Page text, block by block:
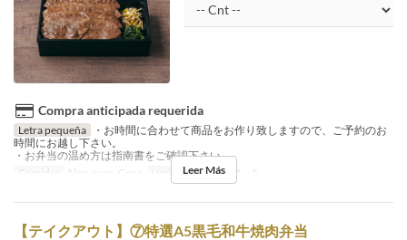
Compra anticipada requerida
Letra pequeña
・お時間に合わせて商品をお作り致しますので、ご予約のお
時間にお越し下さい。
・お弁当の温め方は指南書をご確認下さい。
Comidas
Almuerzo, Cena Límite de pedido 1 ~ 5
Leer Más
【テイクアウト】⑦特選A5黒毛和牛焼肉弁当